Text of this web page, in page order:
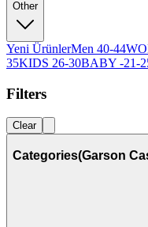
Other
Yeni ÜrünlerMen 40-44
35KIDS 26-30BABY -21-
Filters
Clear
Categories(Garson